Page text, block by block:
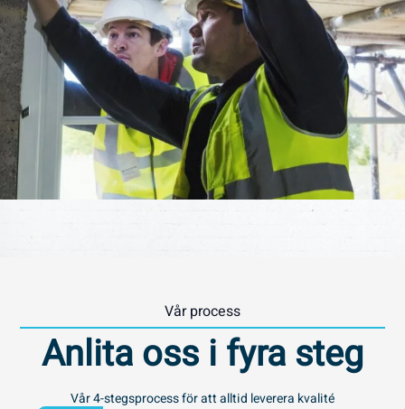
Vår process
Anlita oss i fyra steg
Vår 4-stegsprocess för att alltid leverera kvalité